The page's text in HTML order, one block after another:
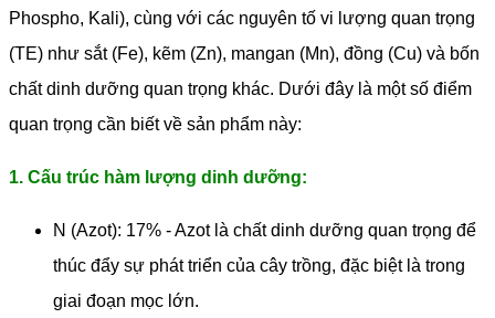
Phospho, Kali), cùng với các nguyên tố vi lượng quan trọng
(TE) như sắt (Fe), kẽm (Zn), mangan (Mn), đồng (Cu) và bốn
chất dinh dưỡng quan trọng khác. Dưới đây là một số điểm
quan trọng cần biết về sản phẩm này:
1. Cấu trúc hàm lượng dinh dưỡng:
N (Azot): 17% - Azot là chất dinh dưỡng quan trọng để
thúc đẩy sự phát triển của cây trồng, đặc biệt là trong
giai đoạn mọc lớn.